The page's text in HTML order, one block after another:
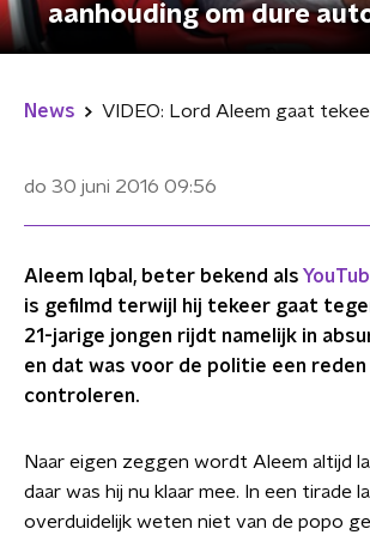
aanhouding om dure
News
do 30 juni 2016 09:56
Aleem Iqbal, beter bekend als
is gefilmd terwijl hij tekeer gaat
21-jarige jongen rijdt namelijk in
en dat was voor de politie een reden
controleren.
Naar eigen zeggen wordt Aleem altijd
daar was hij nu klaar mee. In een tirade
overduidelijk weten niet van de popo